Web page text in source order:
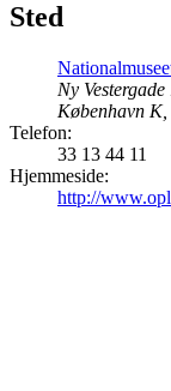
Sted
Ny Vestergade
København K,
Telefon:
33 13 44 11
Hjemmeside:
http://